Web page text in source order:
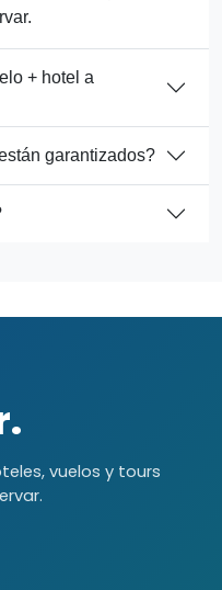
+ hotel a
garantizados?
vuelos y tours